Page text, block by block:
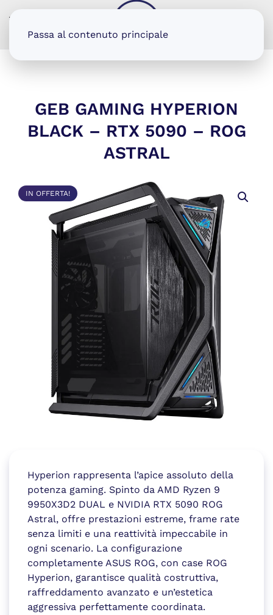
Passa al contenuto principale
GEB GAMING HYPERION
BLACK – RTX 5090 – ROG
ASTRAL
IN OFFERTA!
Hyperion rappresenta l’apice assoluto della
potenza gaming. Spinto da AMD Ryzen 9
9950X3D2 DUAL e NVIDIA RTX 5090 ROG
Astral, offre prestazioni estreme, frame rate
senza limiti e una reattività impeccabile in
ogni scenario. La configurazione
completamente ASUS ROG, con case ROG
Hyperion, garantisce qualità costruttiva,
raffreddamento avanzato e un’estetica
aggressiva perfettamente coordinata.